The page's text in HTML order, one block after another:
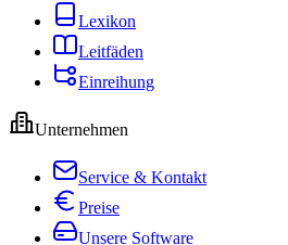
Lexikon
Leitfäden
Einreihung
Unternehmen
Service & Kontakt
Preise
Unsere Software